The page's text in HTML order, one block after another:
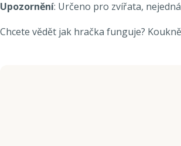
Upozornění: Určeno pro zvířata,
Chcete vědět jak hračka funguje?